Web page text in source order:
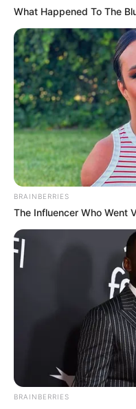
6. Varietas georgia
lonjong dengan berat
tapi keras
What Happened To The
BRAINBERRIES
The Influencer Who Went
BRAINBERRIES